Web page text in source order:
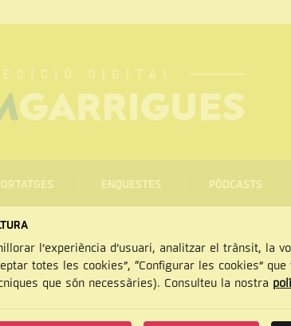
ENQUESTES PÒDCASTS
l’experiència d’usuari, analitzar el trànsit, la
totes les cookies”, “Configurar les cookies”
que són necessàries). Consulteu la nostra